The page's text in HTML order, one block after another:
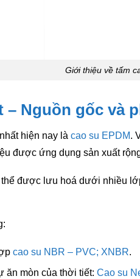
Giới thiệu về tấm
– Nguồn gốc và
hiện nay là cao su EPDM.
được ứng dụng sản xuất
thể được lưu hoá dưới nhiều
cao su NBR – PVC; XNBR.
ăn mòn của thời tiết: Cao su